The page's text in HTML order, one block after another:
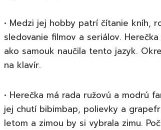
• Medzi jej hobby patrí čítanie kníh,
sledovanie filmov a seriálov.
ako samouk naučila tento jazyk.
na klavír.
• Herečka má rada ružovú a modrú
jej chutí bibimbap, polievky a
letom a zimou by si vybrala zimu.